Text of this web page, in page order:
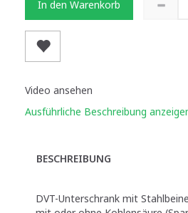
In den Warenkorb
Video ansehen
Ausführliche Beschreibung
BESCHREIBUNG
DVT-Unterschrank mit